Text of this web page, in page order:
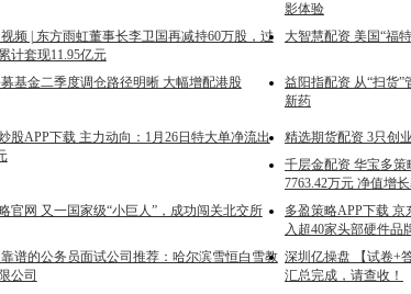
影体验
频 | 东方雨虹董事长李卫国再减持60万股，过
计套现11.95亿元
大智慧配资 美国“福
基金二季度调仓路径明晰 大幅增配港股
益阳指配资 从“扫货”
新药
股APP下载 主力动向：1月26日特大单净流出
精选期货配资 3只创
千层金配资 华宝多策
7763.42万元 净值增
官网 又一国家级“小巨人”，成功闯关北交所
多盈策略APP下载 京
入超40家头部硬件品
谱的公务员面试公司推荐：哈尔滨雪恒白雪教
公司
深圳亿操盘 【试卷+
汇总完成，请查收！